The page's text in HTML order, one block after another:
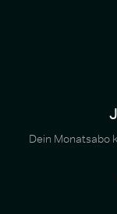
Dein Monatsabo